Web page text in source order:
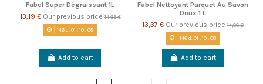
Fabel Super Dégraissant 1L
13,19 € Our previous price14,65 €
146d.01 :10:08
Add to cart
Fabel Nettoyant Parquet Au Savon
Doux 1 L
13,37 € Our previous price 14,86 €
146d.01 :10:08
Add to cart